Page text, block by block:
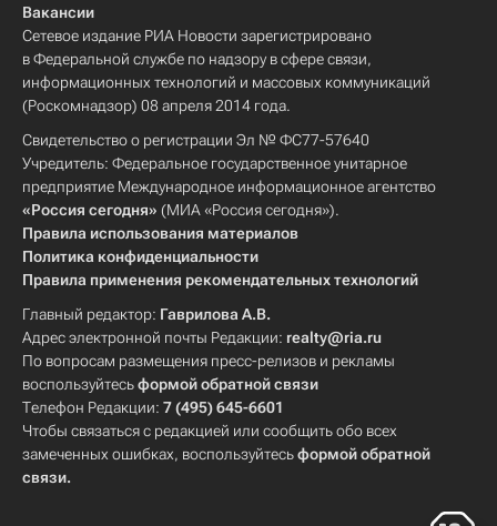
Вакансии
Сетевое издание РИА Новости зарегистрировано
в Федеральной службе по надзору в сфере связи,
информационных технологий и массовых коммуникаций
(Роскомнадзор) 08 апреля 2014 года.
Свидетельство о регистрации Эл № ФС77-57640
Учредитель: Федеральное государственное унитарное
предприятие Международное информационное агентство
«Россия сегодня» (МИА «Россия сегодня»).
Правила использования материалов
Политика конфиденциальности
Правила применения рекомендательных технологий
Главный редактор: Гаврилова А.В.
Адрес электронной почты Редакции: realty@ria.ru
По вопросам размещения пресс-релизов и рекламы
воспользуйтесьформой обратной связи
Телефон Редакции: 7 (495) 645-6601
Чтобы связаться с редакцией или сообщить обо всех
замеченных ошибках, воспользуйтесьформой обратной
связи.